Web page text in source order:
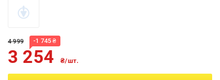
4 999 -1 745 ₴
3 254 ₴/шт.